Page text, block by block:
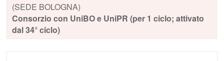
(SEDE BOLOGNA)
Consorzio con UniBO e UniPR (per 1 ciclo; attivato
dal 34° ciclo)